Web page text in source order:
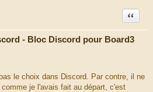
- Bloc Discord pour Board3
Citation
le choix dans Discord. Par contre, il ne
je l'avais fait au départ, c'est